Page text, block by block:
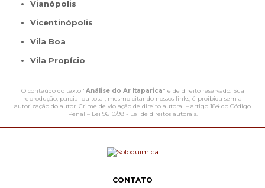
Vianópolis
Vicentinópolis
Vila Boa
Vila Propício
O conteúdo do texto "Análise do Ar Itaparica" é de direito reservado. Sua
reprodução, parcial ou total, mesmo citando nossos links, é proibida sem a
autorização do autor. Crime de violação de direito autoral – artigo 184 do Código
Penal – Lei 9610/98 - Lei de direitos autorais.
CONTATO